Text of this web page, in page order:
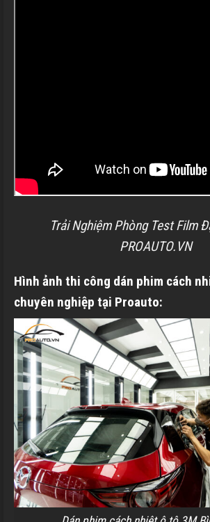
Trải Nghiệm Phòng Test Film
PROAUTO.VN
Hình ảnh thi công dán phim cách
chuyên nghiệp tại Proauto: